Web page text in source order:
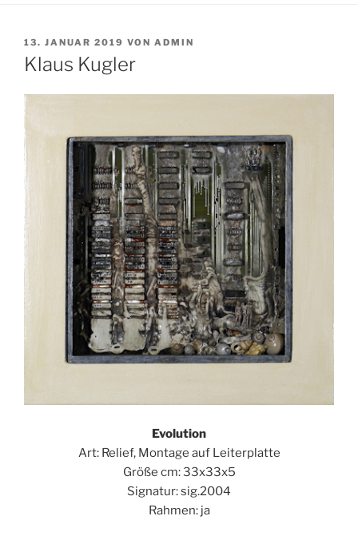
VERÖFFENTLICHT
AM
13. JANUAR 2019 VON ADMIN
Klaus Kugler
Evolution
Art: Relief, Montage auf Leiterplatte
Größe cm: 33x33x5
Signatur: sig.2004
Rahmen: ja